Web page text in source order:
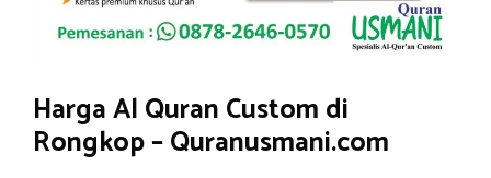
Harga Al Quran Custom di
Rongkop – Quranusmani.com